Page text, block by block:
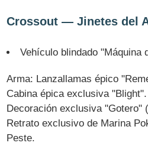
Crossout — Jinetes del
Vehículo blindado "Máquina
Arma: Lanzallamas épico
Cabina épica exclusiva "Blight".
Decoración exclusiva "Gotero"
Retrato exclusivo de Marina
Peste.